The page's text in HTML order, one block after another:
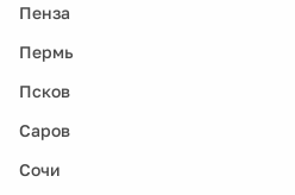
Пенза
Пермь
Псков
Саров
Сочи